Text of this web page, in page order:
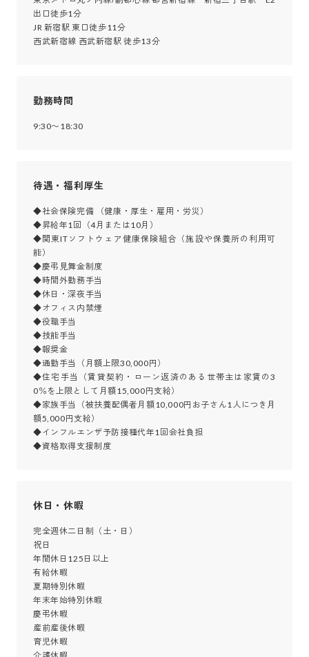
出口徒歩1分
JR 新宿駅 東口徒歩11分
西武新宿線 西武新宿駅 徒歩13分
勤務時間
9:30〜18:30
待遇・福利厚生
◆社会保険完備 （健康・厚生・雇用・労災）
◆昇給年1回（4月または10月）
◆関東ITソフトウェア健康保険組合（施設や保養所の利用可
能）
◆慶弔見舞金制度
◆時間外勤務手当
◆休日・深夜手当
◆オフィス内禁煙
◆役職手当
◆技能手当
◆報奨金
◆通勤手当（月額上限30,000円）
◆住宅手当（賃貸契約・ローン返済のある世帯主は家賃の3
0％を上限として月額15,000円支給）
◆家族手当（被扶養配偶者月額10,000円お子さん1人につき月
額5,000円支給）
◆インフルエンザ予防接種代年1回会社負担
◆資格取得支援制度
休日・休暇
完全週休二日制（土・日）
祝日
年間休日125日以上
有給休暇
夏期特別休暇
年末年始特別休暇
慶弔休暇
産前産後休暇
育児休暇